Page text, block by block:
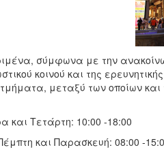
σύμφωνα με την
κοινού και της
μεταξύ των οποίων
και Τετάρτη: 10:00 -18:00
και Παρασκευή: 08:00 -